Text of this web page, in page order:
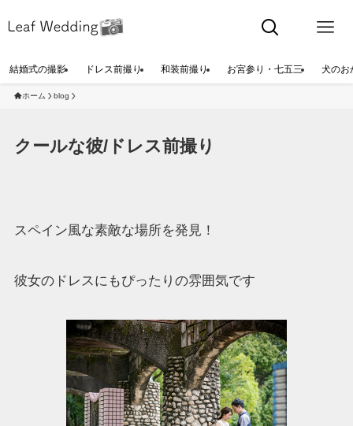
結婚式の撮影 ドレス前撮り 和装前撮り お宮参り・七五三 犬のお
ホーム blog
クールな彼/ドレス前撮り
スペイン風な素敵な場所を発見！
彼女のドレスにもぴったりの雰囲気です